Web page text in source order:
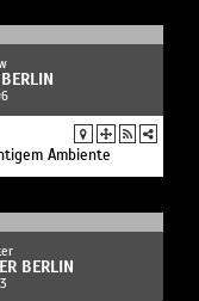
Ambiente
BERLIN